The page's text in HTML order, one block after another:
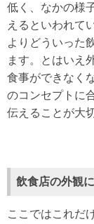
低く、なかの様
えるといわれて
よりどういった
ます。とはいえ
食事ができなく
のコンセプトに
伝えることが大
飲食店の外観
ここではこれだ